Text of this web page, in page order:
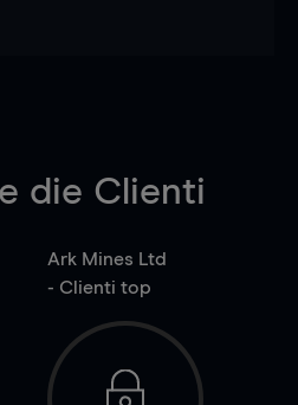
die Clienti
Ark Mines Ltd
- Clienti top